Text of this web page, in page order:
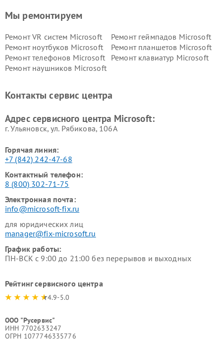
Мы ремонтируем
Ремонт VR систем Microsoft
Ремонт геймпадов Microsoft
Ремонт ноутбуков Microsoft
Ремонт планшетов Microsoft
Ремонт телефонов Microsoft
Ремонт клавиатур Microsoft
Ремонт наушников Microsoft
Контакты сервис центра
Адрес сервисного центра Microsoft:
г. Ульяновск, ул. Рябикова, 106А
Горячая линия:
+7 (842) 242-47-68
Контактный телефон:
8 (800) 302-71-75
Электронная почта:
info@microsoft-fix.ru
для юридических лиц
manager@fix-microsoft.ru
График работы:
ПН-ВСК с 9:00 до 21:00 без перерывов и выходных
Рейтинг сервисного центра
4.9-5.0
ООО "Русервис"
ИНН 7702633247
ОГРН 1077746335776